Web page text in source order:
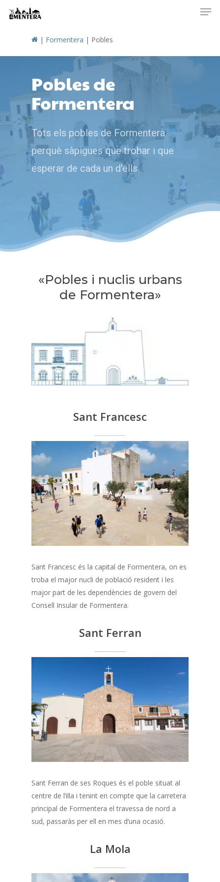
| Formentera | Pobles
Pobles de
Formentera
Tots els pobles de Formentera
perquè sàpigues que trobar i que
esperar de cada un d'ells.
«Pobles i nuclis urbans
de Formentera»
Sant Francesc
Sant Francesc és la capital de Formentera, on es
troba el major nucli de població resident i les
major part de les dependències de govern del
Consell Insular de Formentera.
Sant Ferran
Sant Ferran de ses Roques és el poble situat al
centre de l’illa i tenint en compte que la carretera
principal de Formentera el travessa de nord a
sud, passaràs per ell en mes d’una ocasió.
La Mola